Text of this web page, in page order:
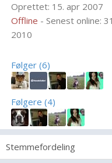
Oprettet: 15. apr 2007
Offline - Senest online:
2010
Følger (6)
Følgere (4)
Stemmefordeling